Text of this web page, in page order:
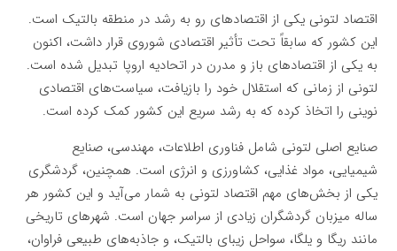
اقتصاد لتونی یکی از اقتصادهای رو به رشد در منطقه بالتیک است.
این کشور که سابقاً تحت تأثیر اقتصادی شوروی قرار داشت، اکنون
به یکی از اقتصادهای باز و مدرن در اتحادیه اروپا تبدیل شده است.
لتونی از زمانی که استقلال خود را بازیافت، سیاست‌های اقتصادی
نوینی را اتخاذ کرده که به رشد سریع این کشور کمک کرده است.
صنایع اصلی لتونی شامل فناوری اطلاعات، مهندسی، صنایع
شیمیایی، مواد غذایی، کشاورزی و انرژی است. همچنین، گردشگری
یکی از بخش‌های مهم اقتصاد لتونی به شمار می‌آید و این کشور هر
ساله میزبان گردشگران زیادی از سراسر جهان است. شهرهای تاریخی
مانند ریگا و یلگا، سواحل زیبای بالتیک، و جاذبه‌های طبیعی فراوان،